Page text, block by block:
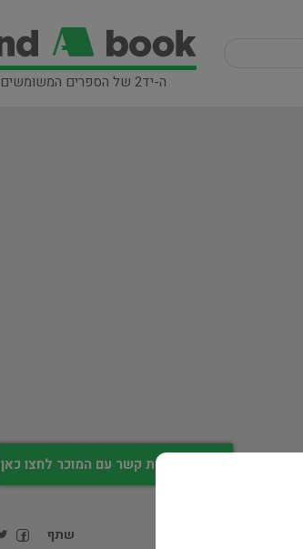
ה-יד2 של הספרים המשומשים
ליצירת קשר עם המוכר לחצו כאן
שתף